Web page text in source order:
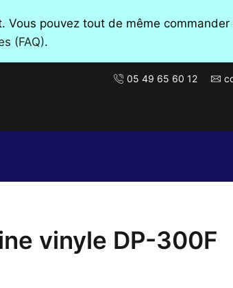
Vous pouvez tout de même
(FAQ).
05 49 65 60 12
vinyle DP-300F